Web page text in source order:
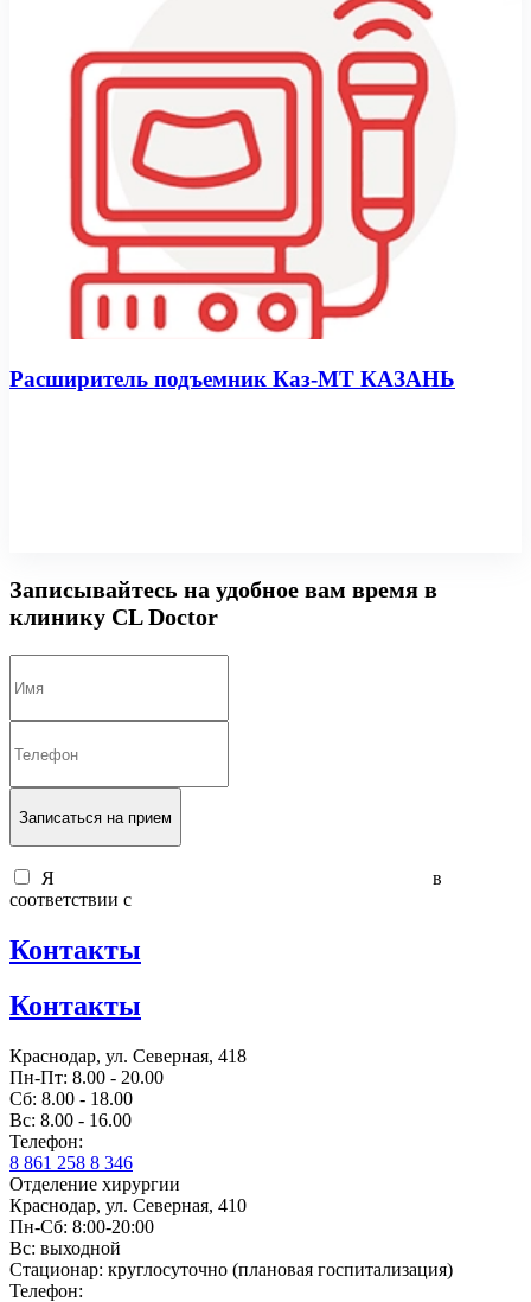
Расширитель подъемник Каз-МТ КАЗАНЬ
Записывайтесь на удобное вам время в
клинику CL Doctor
Записаться на прием
Я
в
соответствии с
Контакты
Контакты
Краснодар, ул. Северная, 418
Пн-Пт: 8.00 - 20.00
Сб: 8.00 - 18.00
Вс: 8.00 - 16.00
Телефон:
8 861 258 8 346
Отделение хирургии
Краснодар, ул. Северная, 410
Пн-Сб: 8:00-20:00
Вс: выходной
Стационар: круглосуточно (плановая госпитализация)
Телефон: